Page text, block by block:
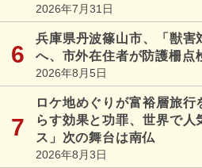
2026年7月31日
兵庫県丹波篠山市、「獣害
へ、市外在住者が防護柵点
2026年8月5日
ロケ地めぐりが富裕層旅行
らす効果と功罪、世界で人
ス」次の舞台は南仏
2026年8月3日